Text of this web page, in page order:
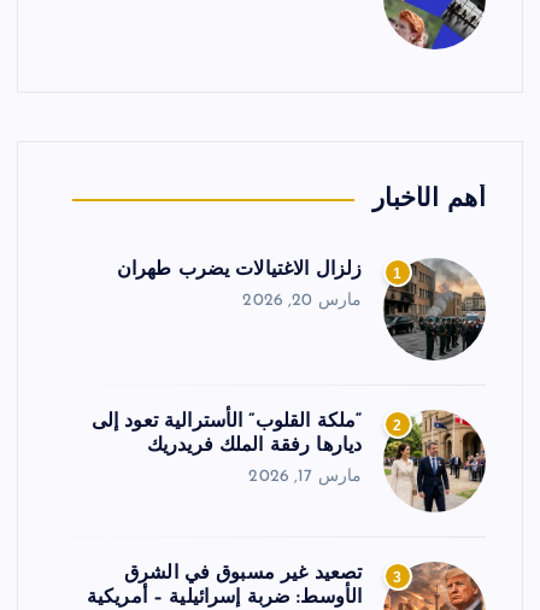
أهم الأخبار
1 زلزال الاغتيالات يضرب طهران
مارس 20, 2026
2
“ملكة القلوب” الأسترالية تعود إلى
ديارها رفقة الملك فريدريك
مارس 17, 2026
3
تصعيد غير مسبوق في الشرق
الأوسط: ضربة إسرائيلية – أمريكية